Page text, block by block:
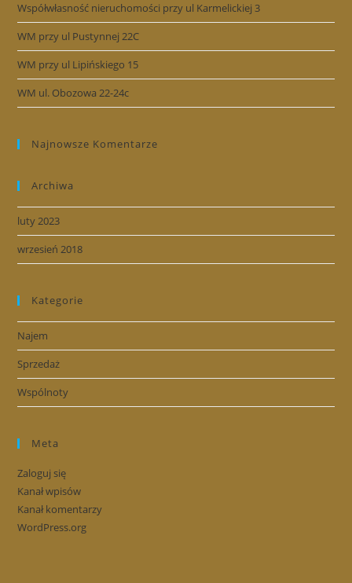
Współwłasność nieruchomości przy ul Karmelickiej 3
WM przy ul Pustynnej 22C
WM przy ul Lipińskiego 15
WM ul. Obozowa 22-24c
Najnowsze Komentarze
Archiwa
luty 2023
wrzesień 2018
Kategorie
Najem
Sprzedaż
Wspólnoty
Meta
Zaloguj się
Kanał wpisów
Kanał komentarzy
WordPress.org